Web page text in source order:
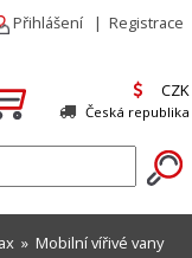
Přihlášení | Registrace
CZK
Česká republika
» Mobilní vířivé vany